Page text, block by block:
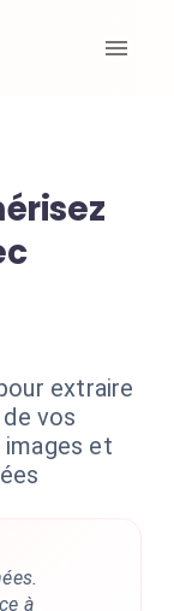
extraire
vos
images et
à